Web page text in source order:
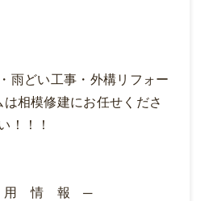
雨どい工事・外構リフォー
は相模修建にお任せくださ
！！！
情 報 ─